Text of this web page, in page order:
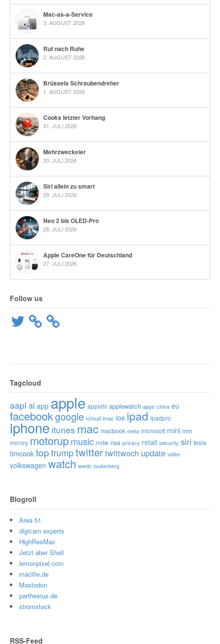
Mac-as-a-Service
3. AUGUST 2026
Ruf nach Ruhe
2. AUGUST 2026
Brüssels Schraubendreher
1. AUGUST 2026
Cooks letzter Vorhang
31. JULI 2026
Mehrzweckeier
30. JULI 2026
Siri allein zu smart
29. JULI 2026
Neo 2 bis OLED-Pro
28. JULI 2026
Apple CareOne für Deutschland
27. JULI 2026
Follow us
Twitter
Tagcloud
aapl ai app apple appletv applewatch apps china eu
facebookgoogle icloud imac ios ipad ipadpro
iphone itunes mac macbook meta microsoft mini mm
money motorupmusic notw nsa privacy retail security siri tesla
timcooktop trumptwittertwittwoch update video
volkswagen watch wwdc zuckerberg
Blogroll
Area 51
digicam experts
HighResMac
Jetzt aber Shell
lemonpixel.com
maclife.de
Mastodon
parthesius.de
stromstock
RSS-Feed